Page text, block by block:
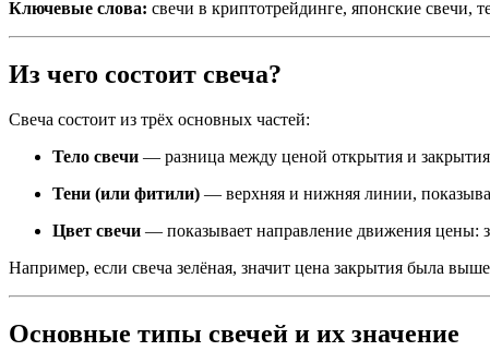
Ключевые слова: свечи в криптотрейдинге, японские свечи,
Из чего состоит свеча?
Свеча состоит из трёх основных частей:
Тело свечи — разница между ценой открытия и
Тени (или фитили) — верхняя и нижняя линии,
Цвет свечи — показывает направление движения цены:
Например, если свеча зелёная, значит цена закрытия была
Основные типы свечей и их значение